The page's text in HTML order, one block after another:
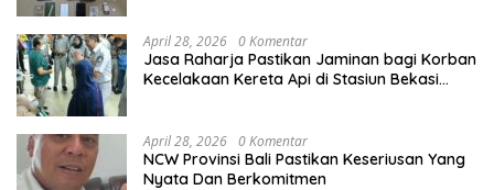
April 28, 2026 0 Komentar
Jasa Raharja Pastikan Jaminan bagi Korban
Kecelakaan Kereta Api di Stasiun Bekasi
April 28, 2026 0 Komentar
NCW Provinsi Bali Pastikan Keseriusan Yang
Nyata Dan Berkomitmen